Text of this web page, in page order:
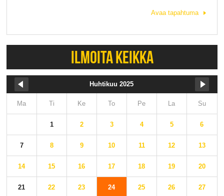
Avaa tapahtuma
ILMOITA KEIKKA
Huhtikuu 2025
Ma Ti Ke To Pe La Su
1 2 3 4 5 6
7 8 9 10 11 12 13
14 15 16 17 18 19 20
21 22 23 24 25 26 27